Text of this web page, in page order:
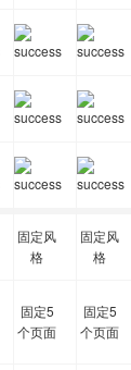
固定风
格
固定风
格
固定5
个页面
固定5
个页面